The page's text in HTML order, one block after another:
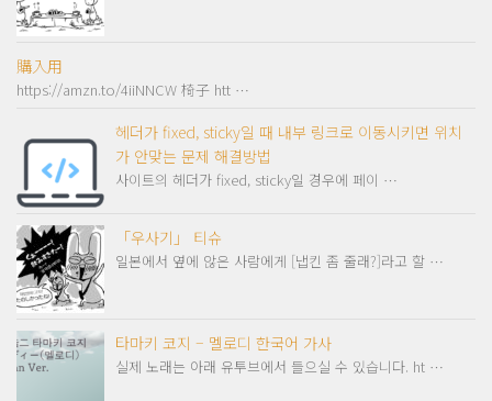
購入用
https://amzn.to/4iiNNCW 椅子 htt …
헤더가 fixed, sticky일 때 내부 링크로 이동시키면 위치
가 안맞는 문제 해결방법
사이트의 헤더가 fixed, sticky일 경우에 페이 …
「우사기」 티슈
일본에서 옆에 않은 사람에게 [냅킨 좀 줄래?]라고 할 …
타마키 코지 – 멜로디 한국어 가사
실제 노래는 아래 유투브에서 들으실 수 있습니다. ht …